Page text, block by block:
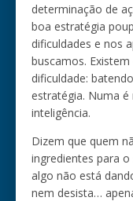
determinação de
boa estratégia
dificuldades e nos
buscamos.
dificuldade:
estratégia. Numa
inteligência.
Dizem que quem
ingredientes para
algo não está
nem desista…